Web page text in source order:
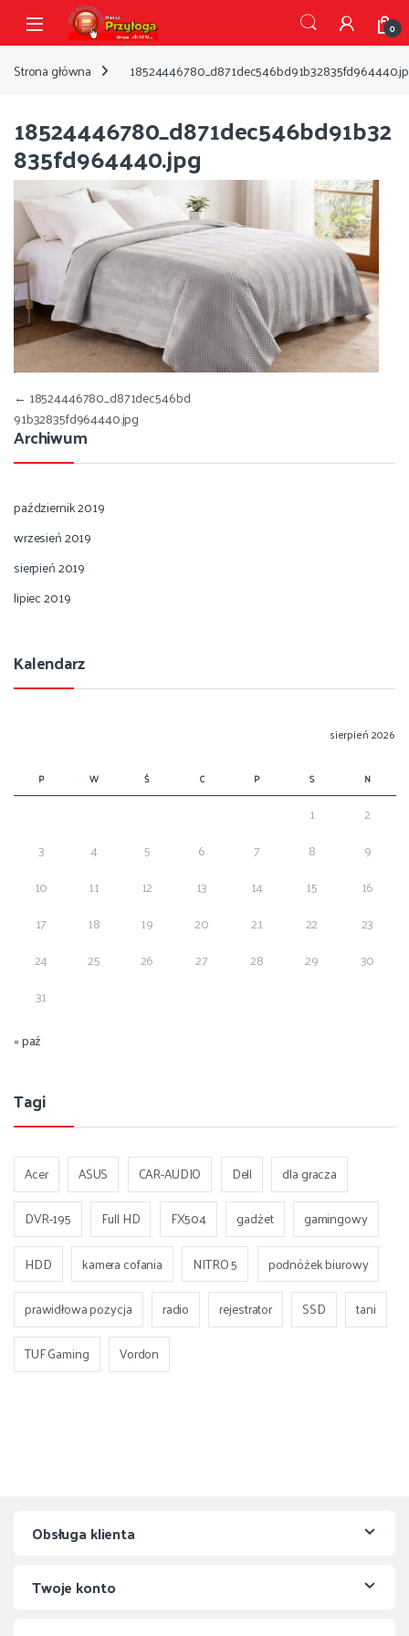
Przejdź do nawigacji
Przejdź do treści
Open 0
Strona główna
18524446780_d871dec546bd91b32
835fd964440.jpg
Nawigacja wpisu
← 18524446780_d871dec546bd
91b32835fd964440.jpg
Archiwum
październik 2019
wrzesień 2019
sierpień 2019
lipiec 2019
Kalendarz
sierpień 2026
P W Ś C P S N
1
2
3
4 5 6 7 8
9
10
11 12 13 14 15
16
17
18 19 20 21 22
23
24
25 26 27 28 29
30
31
« paź
Tagi
Acer ASUS CAR-AUDIO Dell
dla gracza
DVR-195
Full HD FX504 gadżet
gamingowy
HDD
kamera cofania NITRO 5
podnóżek biurowy
prawidłowa pozycja
radio rejestrator SSD
tani
TUF Gaming
Vordon
Obsługa klienta
Twoje konto